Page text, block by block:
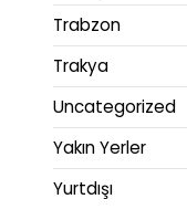
Trabzon
Trakya
Uncategorized
Yakın Yerler
Yurtdışı